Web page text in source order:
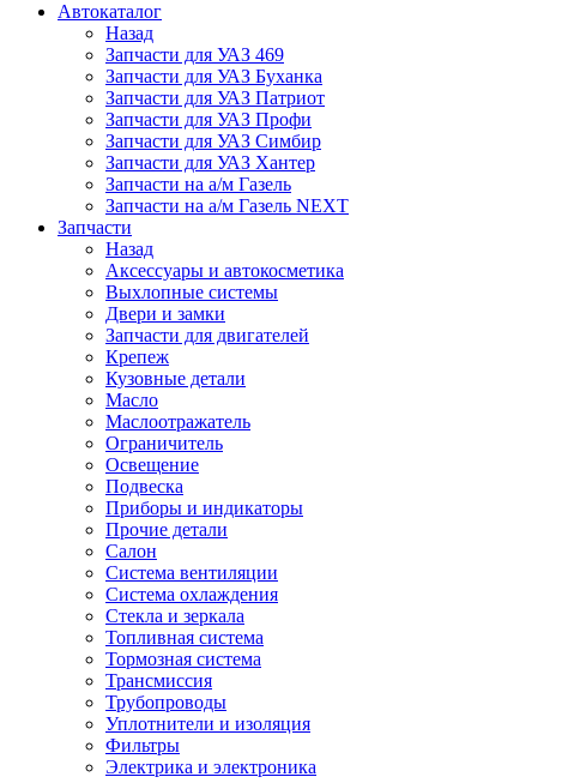
Автокаталог
Назад
Запчасти для УАЗ 469
Запчасти для УАЗ Буханка
Запчасти для УАЗ Патриот
Запчасти для УАЗ Профи
Запчасти для УАЗ Симбир
Запчасти для УАЗ Хантер
Запчасти на а/м Газель
Запчасти на а/м Газель NEXT
Запчасти
Назад
Аксессуары и автокосметика
Выхлопные системы
Двери и замки
Запчасти для двигателей
Крепеж
Кузовные детали
Масло
Маслоотражатель
Ограничитель
Освещение
Подвеска
Приборы и индикаторы
Прочие детали
Салон
Система вентиляции
Система охлаждения
Стекла и зеркала
Топливная система
Тормозная система
Трансмиссия
Трубопроводы
Уплотнители и изоляция
Фильтры
Электрика и электроника